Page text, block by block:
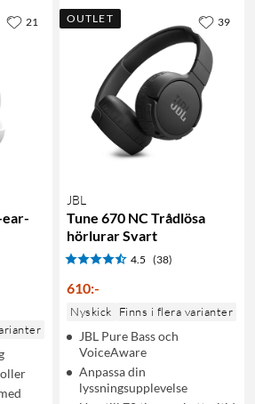
ear-
21 OUTLET
JBL
Tune 670 NC Trådlösa
hörlurar Svart
4.5 (38)
610:-
Nyskick Finns i flera varianter
JBL Pure Bass och
VoiceAware
Anpassa din
lyssningsupplevelse
39